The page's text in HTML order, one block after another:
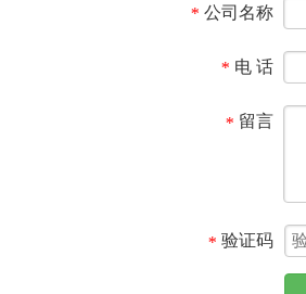
* 公司名称
* 电 话
* 留言
* 验证码